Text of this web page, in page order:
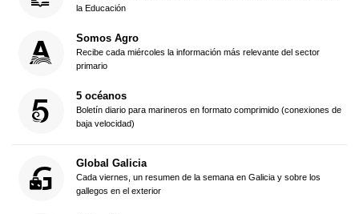
la Educación
Somos Agro
Recibe cada miércoles la información más relevante del sector
primario
5 océanos
Boletín diario para marineros en formato comprimido (conexiones de
baja velocidad)
Global Galicia
Cada viernes, un resumen de la semana en Galicia y sobre los
gallegos en el exterior